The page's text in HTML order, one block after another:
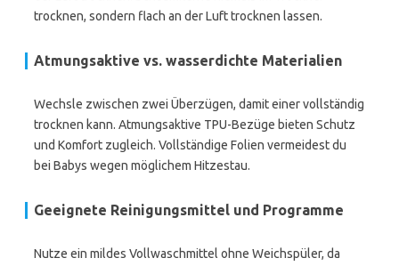
trocknen, sondern flach an der Luft trocknen lassen.
Atmungsaktive vs. wasserdichte Materialien
Wechsle zwischen zwei Überzügen, damit einer vollständig
trocknen kann. Atmungsaktive TPU-Bezüge bieten Schutz
und Komfort zugleich. Vollständige Folien vermeidest du
bei Babys wegen möglichem Hitzestau.
Geeignete Reinigungsmittel und Programme
Nutze ein mildes Vollwaschmittel ohne Weichspüler, da